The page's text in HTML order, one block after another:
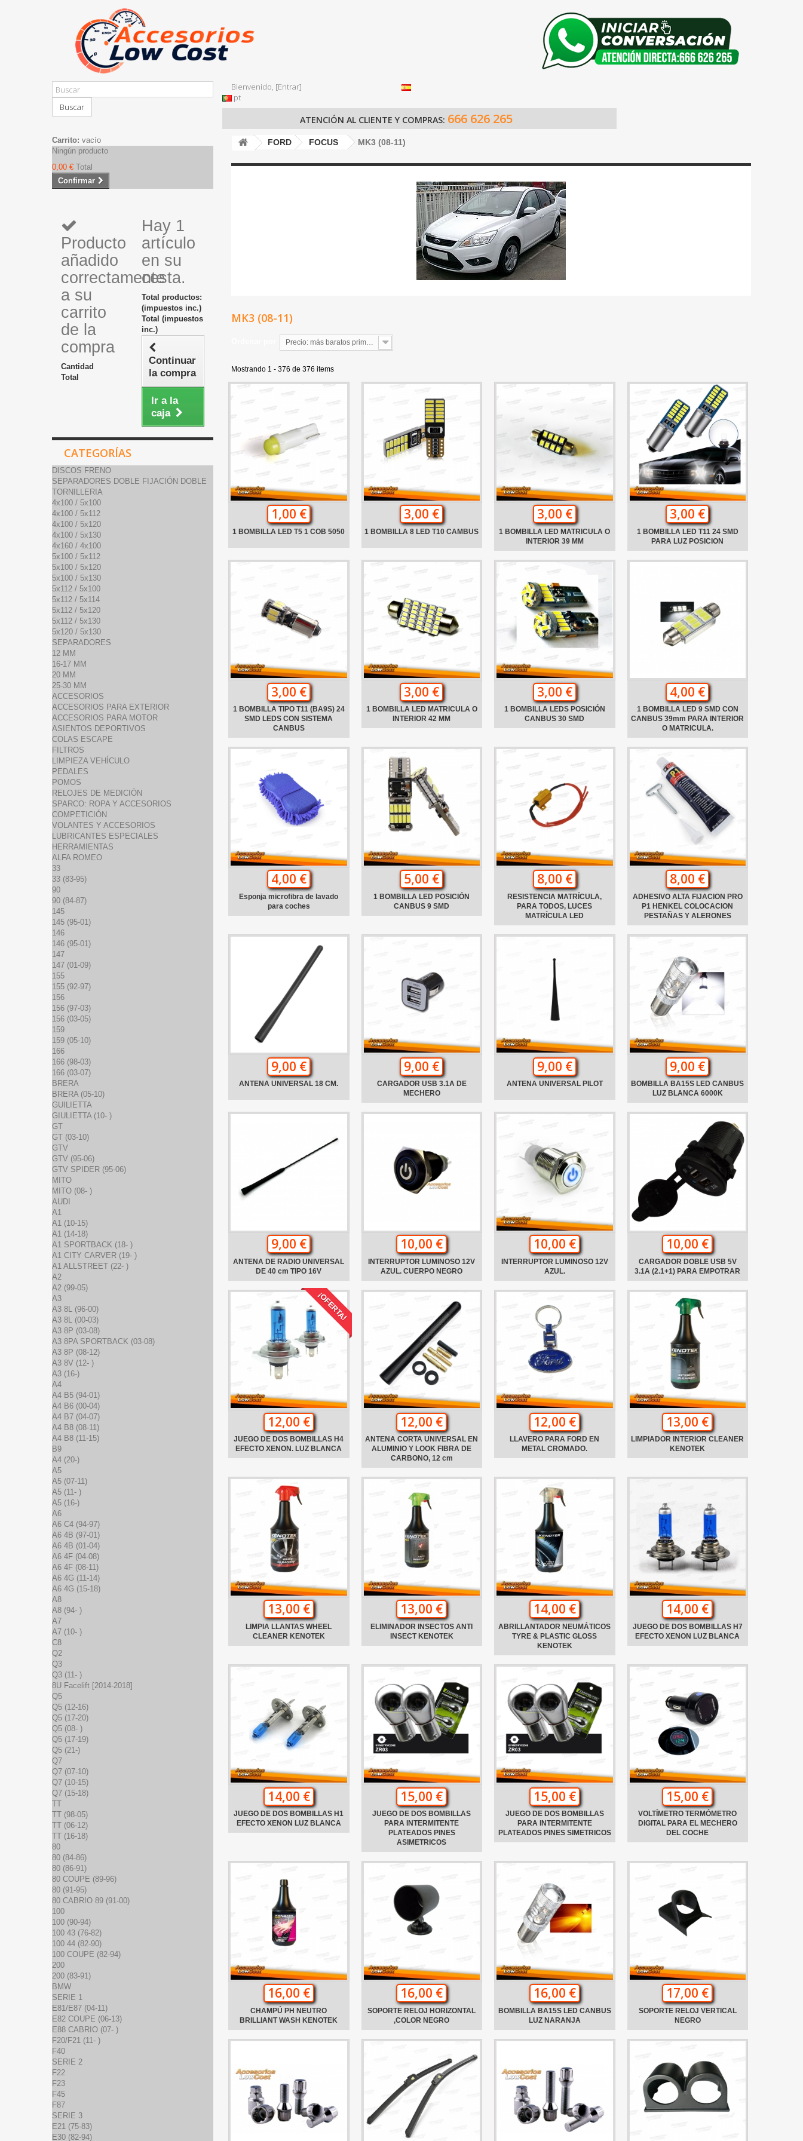
Buscar
Bienvenido, [Entrar]
pt
ATENCIÓN AL CLIENTE Y COMPRAS: 666 626 265
Carrito: vacío
Ningún producto
0,00 € Total
Confirmar
Producto
añadido
correctamente
a su
carrito
de la
compra
Cantidad
Total
Hay 1
artículo
en su
cesta.
Total productos:
(impuestos inc.)
Total (impuestos
inc.)
Continuar
la compra
Ir a la
caja
CATEGORÍAS
DISCOS FRENO
SEPARADORES DOBLE FIJACIÓN DOBLE
TORNILLERIA
4x100 / 5x100
4x100 / 5x112
4x100 / 5x120
4x100 / 5x130
4x160 / 4x100
5x100 / 5x112
5x100 / 5x120
5x100 / 5x130
5x112 / 5x100
5x112 / 5x114
5x112 / 5x120
5x112 / 5x130
5x120 / 5x130
SEPARADORES
12 MM
16-17 MM
20 MM
25-30 MM
ACCESORIOS
ACCESORIOS PARA EXTERIOR
ACCESORIOS PARA MOTOR
ASIENTOS DEPORTIVOS
COLAS ESCAPE
FILTROS
LIMPIEZA VEHÍCULO
PEDALES
POMOS
RELOJES DE MEDICIÓN
SPARCO: ROPA Y ACCESORIOS
COMPETICIÓN
VOLANTES Y ACCESORIOS
LUBRICANTES ESPECIALES
HERRAMIENTAS
ALFA ROMEO
33
33 (83-95)
90
90 (84-87)
145
145 (95-01)
146
146 (95-01)
147
147 (01-09)
155
155 (92-97)
156
156 (97-03)
156 (03-05)
159
159 (05-10)
166
166 (98-03)
166 (03-07)
BRERA
BRERA (05-10)
GUILIETTA
GIULIETTA (10- )
GT
GT (03-10)
GTV
GTV (95-06)
GTV SPIDER (95-06)
MITO
MITO (08- )
AUDI
A1
A1 (10-15)
A1 (14-18)
A1 SPORTBACK (18- )
A1 CITY CARVER (19- )
A1 ALLSTREET (22- )
A2
A2 (99-05)
A3
A3 8L (96-00)
A3 8L (00-03)
A3 8P (03-08)
A3 8PA SPORTBACK (03-08)
A3 8P (08-12)
A3 8V (12- )
A3 (16-)
A4
A4 B5 (94-01)
A4 B6 (00-04)
A4 B7 (04-07)
A4 B8 (08-11)
A4 B8 (11-15)
B9
A4 (20-)
A5
A5 (07-11)
A5 (11- )
A5 (16-)
A6
A6 C4 (94-97)
A6 4B (97-01)
A6 4B (01-04)
A6 4F (04-08)
A6 4F (08-11)
A6 4G (11-14)
A6 4G (15-18)
A8
A8 (94- )
A7
A7 (10- )
C8
Q2
Q3
Q3 (11- )
8U Facelift [2014-2018]
Q5
Q5 (12-16)
Q5 (17-20)
Q5 (08- )
Q5 (17-19)
Q5 (21-)
Q7
Q7 (07-10)
Q7 (10-15)
Q7 (15-18)
TT
TT (98-05)
TT (06-12)
TT (16-18)
80
80 (84-86)
80 (86-91)
80 COUPE (89-96)
80 (91-95)
80 CABRIO 89 (91-00)
100
100 (90-94)
100 43 (76-82)
100 44 (82-90)
100 COUPE (82-94)
200
200 (83-91)
BMW
SERIE 1
E81/E87 (04-11)
E82 COUPE (06-13)
E88 CABRIO (07- )
F20/F21 (11- )
F40
SERIE 2
F22
F23
F45
F87
SERIE 3
E21 (75-83)
E30 (82-94)
FORD FOCUS MK3 (08-11)
MK3 (08-11)
Precio: más baratos primero
Mostrando 1 - 376 de 376 items
1,00 €
1 BOMBILLA LED T5 1 COB 5050
3,00 €
1 BOMBILLA 8 LED T10 CAMBUS
3,00 €
1 BOMBILLA LED MATRICULA O
INTERIOR 39 MM
3,00 €
1 BOMBILLA LED T11 24 SMD
PARA LUZ POSICION
3,00 €
1 BOMBILLA TIPO T11 (BA9S) 24
SMD LEDS CON SISTEMA
CANBUS
3,00 €
1 BOMBILLA LED MATRICULA O
INTERIOR 42 MM
3,00 €
1 BOMBILLA LEDS POSICIÓN
CANBUS 30 SMD
4,00 €
1 BOMBILLA LED 9 SMD CON
CANBUS 39mm PARA INTERIOR
O MATRICULA.
4,00 €
Esponja microfibra de lavado
para coches
5,00 €
1 BOMBILLA LED POSICIÓN
CANBUS 9 SMD
8,00 €
RESISTENCIA MATRÍCULA,
PARA TODOS, LUCES
MATRÍCULA LED
8,00 €
ADHESIVO ALTA FIJACION PRO
P1 HENKEL COLOCACION
PESTAÑAS Y ALERONES
9,00 €
ANTENA UNIVERSAL 18 CM.
9,00 €
CARGADOR USB 3.1A DE
MECHERO
9,00 €
ANTENA UNIVERSAL PILOT
9,00 €
BOMBILLA BA15S LED CANBUS
LUZ BLANCA 6000K
9,00 €
ANTENA DE RADIO UNIVERSAL
DE 40 cm TIPO 16V
10,00 €
INTERRUPTOR LUMINOSO 12V
AZUL. CUERPO NEGRO
10,00 €
INTERRUPTOR LUMINOSO 12V
AZUL.
10,00 €
CARGADOR DOBLE USB 5V
3.1A (2.1+1) PARA EMPOTRAR
¡OFERTA!
12,00 €
JUEGO DE DOS BOMBILLAS H4
EFECTO XENON. LUZ BLANCA
12,00 €
ANTENA CORTA UNIVERSAL EN
ALUMINIO Y LOOK FIBRA DE
CARBONO, 12 cm
12,00 €
LLAVERO PARA FORD EN
METAL CROMADO.
13,00 €
LIMPIADOR INTERIOR CLEANER
KENOTEK
13,00 €
LIMPIA LLANTAS WHEEL
CLEANER KENOTEK
13,00 €
ELIMINADOR INSECTOS ANTI
INSECT KENOTEK
14,00 €
ABRILLANTADOR NEUMÁTICOS
TYRE & PLASTIC GLOSS
KENOTEK
14,00 €
JUEGO DE DOS BOMBILLAS H7
EFECTO XENON LUZ BLANCA
14,00 €
JUEGO DE DOS BOMBILLAS H1
EFECTO XENON LUZ BLANCA
15,00 €
JUEGO DE DOS BOMBILLAS
PARA INTERMITENTE
PLATEADOS PINES
ASIMETRICOS
15,00 €
JUEGO DE DOS BOMBILLAS
PARA INTERMITENTE
PLATEADOS PINES SIMETRICOS
15,00 €
VOLTÍMETRO TERMÓMETRO
DIGITAL PARA EL MECHERO
DEL COCHE
16,00 €
CHAMPÚ PH NEUTRO
BRILLIANT WASH KENOTEK
16,00 €
SOPORTE RELOJ HORIZONTAL
,COLOR NEGRO
16,00 €
BOMBILLA BA15S LED CANBUS
LUZ NARANJA
17,00 €
SOPORTE RELOJ VERTICAL
NEGRO